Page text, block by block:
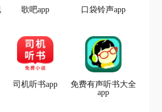
歌吧app 口袋铃声app
司机听书app
免费有声听书大全
app